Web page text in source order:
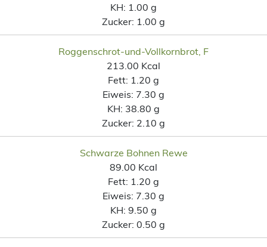
KH: 1.00 g
Zucker: 1.00 g
Roggenschrot-und-Vollkornbrot, F
213.00 Kcal
Fett: 1.20 g
Eiweis: 7.30 g
KH: 38.80 g
Zucker: 2.10 g
Schwarze Bohnen Rewe
89.00 Kcal
Fett: 1.20 g
Eiweis: 7.30 g
KH: 9.50 g
Zucker: 0.50 g